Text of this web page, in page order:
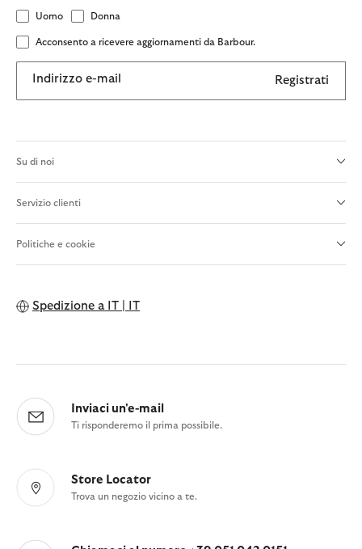
Uomo Donna
Acconsento a ricevere aggiornamenti da Barbour.
Indirizzo e-mail Registrati
Su di noi
Servizio clienti
Politiche e cookie
Spedizione a IT | IT
Inviaci un'e-mail
Ti risponderemo il prima possibile.
Store Locator
Trova un negozio vicino a te.